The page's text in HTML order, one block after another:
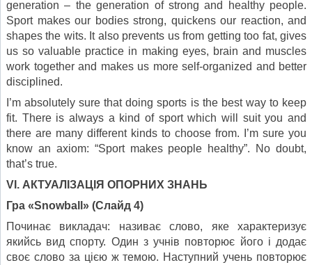
generation – the generation of strong and healthy people.
Sport makes our bodies strong, quickens our reaction, and
shapes the wits. It also prevents us from getting too fat, gives
us so valuable practice in making eyes, brain and muscles
work together and makes us more self-organized and better
disciplined.
I’m absolutely sure that doing sports is the best way to keep
fit. There is always a kind of sport which will suit you and
there are many different kinds to choose from. I’m sure you
know an axiom: “Sport makes people healthy”. No doubt,
that’s true.
V І. АКТУАЛІЗАЦІЯ ОПОРНИХ ЗНАНЬ
Гра «Snowball » (Слайд 4)
Починає викладач: називає слово, яке характеризує
якийсь вид спорту. Один з учнів повторює його і додає
своє слово за цією ж темою. Наступний учень повторює